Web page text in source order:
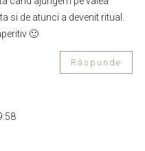
si de atunci a devenit ritual.
🙂
Răspunde